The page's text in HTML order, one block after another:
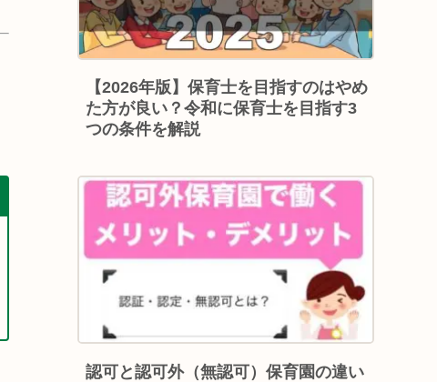
【2026年版】保育士を目指すのはやめ
た方が良い？令和に保育士を目指す3
つの条件を解説
認可と認可外（無認可）保育園の違い